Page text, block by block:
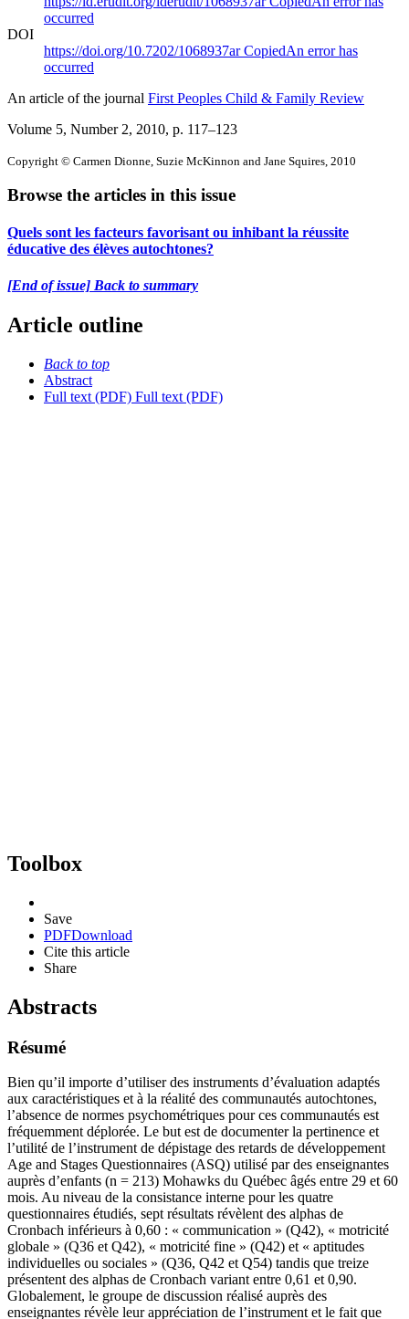
occurred
DOI
https://doi.org/10.7202/1068937arCopiedAn error has
occurred
An article of the journal First Peoples Child & Family Review
Volume 5, Number 2, 2010, p. 117–123
Copyright © Carmen Dionne, Suzie McKinnon and Jane Squires, 2010
Browse the articles in this issue
Quels sont les facteurs favorisant ou inhibant la réussite
éducative des élèves autochtones?
[End of issue] Back to summary
Article outline
Back to top
Abstract
Full text (PDF) Full text (PDF)
Toolbox
Save
PDFDownload
Cite this article
Share
Abstracts
Résumé
Bien qu’il importe d’utiliser des instruments d’évaluation adaptés
aux caractéristiques et à la réalité des communautés autochtones,
l’absence de normes psychométriques pour ces communautés est
fréquemment déplorée. Le but est de documenter la pertinence et
l’utilité de l’instrument de dépistage des retards de développement
Age and Stages Questionnaires (ASQ) utilisé par des enseignantes
auprès d’enfants (n = 213) Mohawks du Québec âgés entre 29 et 60
mois. Au niveau de la consistance interne pour les quatre
questionnaires étudiés, sept résultats révèlent des alphas de
Cronbach inférieurs à 0,60 : « communication » (Q42), « motricité
globale » (Q36 et Q42), « motricité fine » (Q42) et « aptitudes
individuelles ou sociales » (Q36, Q42 et Q54) tandis que treize
présentent des alphas de Cronbach variant entre 0,61 et 0,90.
Globalement, le groupe de discussion réalisé auprès des
enseignantes révèle leur appréciation de l’instrument et le fait que